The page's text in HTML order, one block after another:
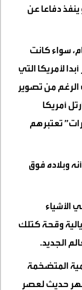
دفاعا عن
سواء كانت
لأمريكا التي
الرغم من تصوير
أمريكا
تعتبرهم
وبلاده فوق
الأشياء
وقحة كتلك
الجديد.
المتضخمة
حديث لعصر